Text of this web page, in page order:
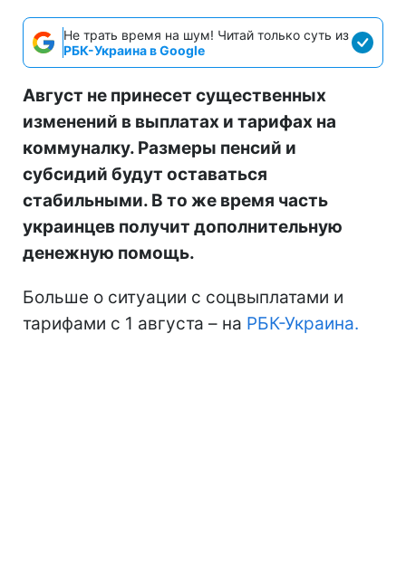
Не трать время на шум! Читай только суть из
РБК-Украина в Google
Август не принесет существенных
изменений в выплатах и тарифах на
коммуналку. Размеры пенсий и
субсидий будут оставаться
стабильными. В то же время часть
украинцев получит дополнительную
денежную помощь.
Больше о ситуации с соцвыплатами и
тарифами с 1 августа – на РБК-Украина.